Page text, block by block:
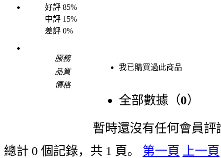
好評 85%
中評 15%
差評 0%
服務
品質
價格
我已購買過此商品
全部數據（0）
暫時還沒有任何會員評
總計 0 個記錄，共 1 頁。 第一頁 上一頁